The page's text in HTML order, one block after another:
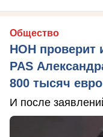
Общество
НОН проверит
PAS
800 тысяч евро
И после